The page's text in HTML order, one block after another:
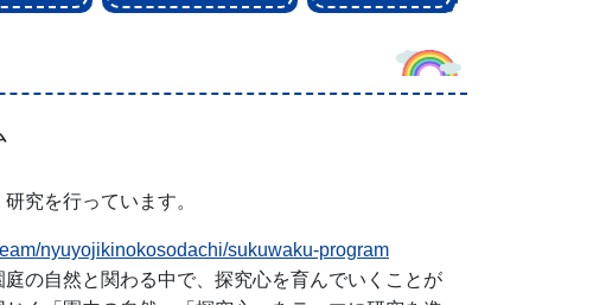
究を行っています。
nyuyojikinokosodachi/sukuwaku-program
の自然と関わる中で、探究心を育んでいくことが